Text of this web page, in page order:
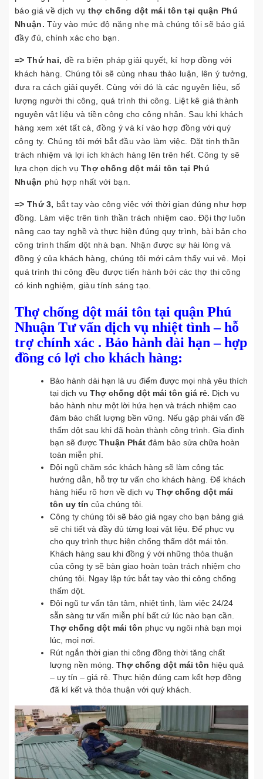
báo giá về dịch vụ thợ chống dột mái tôn tại quận Phú
Nhuận.Tùy vào mức độ nặng nhẹ mà chúng tôi sẽ báo giá
đầy đủ, chính xác cho bạn.
=> Thứ hai, đề ra biện pháp giải quyết, kí hợp đồng với
khách hàng. Chúng tôi sẽ cùng nhau thảo luận, lên ý tưởng,
đưa ra cách giải quyết. Cùng với đó là các nguyên liệu, số
lượng người thi công, quá trình thi công. Liệt kê giá thành
nguyên vật liệu và tiền công cho công nhân. Sau khi khách
hàng xem xét tất cả, đồng ý và kí vào hợp đồng với quý
công ty. Chúng tôi mới bắt đầu vào làm việc. Đặt tinh thần
trách nhiệm và lợi ích khách hàng lên trên hết. Công ty sẽ
lựa chọn dịch vụThợ chống dột mái tôn tại Phú
Nhuận phù hợp nhất với bạn.
=> Thứ 3, bắt tay vào công việc với thời gian đúng như hợp
đồng. Làm việc trên tinh thần trách nhiệm cao. Đội thợ luôn
nâng cao tay nghề và thực hiện đúng quy trình, bài bản cho
công trình thấm dột nhà bạn. Nhận được sự hài lòng và
đồng ý của khách hàng, chúng tôi mới cảm thấy vui vẻ. Mọi
quá trình thi công đều được tiến hành bởi các thợ thi công
có kinh nghiệm, giàu tính sáng tạo.
Thợ chống dột mái tôn tại quận Phú
Nhuận Tư vấn dịch vụ nhiệt tình – hỗ
trợ chính xác . Bảo hành dài hạn – hợp
đồng có lợi cho khách hàng:
Bảo hành dài hạn là ưu điểm được mọi nhà yêu thích
tại dịch vụ Thợ chống dột mái tôn giá rẻ. Dịch vụ
bảo hành như một lời hứa hẹn và trách nhiệm cao
đảm bảo chất lượng bền vững. Nếu gặp phải vấn đề
thấm dột sau khi đã hoàn thành công trình. Gia đình
bạn sẽ được Thuận Phát đảm bảo sửa chữa hoàn
toàn miễn phí.
Đội ngũ chăm sóc khách hàng sẽ làm công tác
hướng dẫn, hỗ trợ tư vấn cho khách hàng. Để khách
hàng hiểu rõ hơn về dịch vụ Thợ chống dột mái
tôn uy tín của chúng tôi.
Công ty chúng tôi sẽ báo giá ngay cho bạn bảng giá
sẽ chi tiết và đầy đủ từng loại vật liệu. Để phục vụ
cho quy trình thực hiện chống thấm dột mái tôn.
Khách hàng sau khi đồng ý với những thỏa thuận
của công ty sẽ bàn giao hoàn toàn trách nhiệm cho
chúng tôi. Ngay lập tức bắt tay vào thi công chống
thấm dột.
Đội ngũ tư vấn tận tâm, nhiệt tình, làm việc 24/24
sẵn sàng tư vấn miễn phí bất cứ lúc nào bạn cần.
Thợ chống dột mái tôn phục vụ ngôi nhà bạn mọi
lúc, mọi nơi.
Rút ngắn thời gian thi công đồng thời tăng chất
lượng nền móng. Thợ chống dột mái tôn hiệu quả
– uy tín – giá rẻ. Thực hiện đúng cam kết hợp đồng
đã kí kết và thỏa thuận với quý khách.